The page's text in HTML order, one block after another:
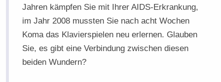
Jahren kämpfen Sie mit Ihrer AIDS-Erkrankung,
im Jahr 2008 mussten Sie nach acht Wochen
Koma das Klavierspielen neu erlernen. Glauben
Sie, es gibt eine Verbindung zwischen diesen
beiden Wundern?